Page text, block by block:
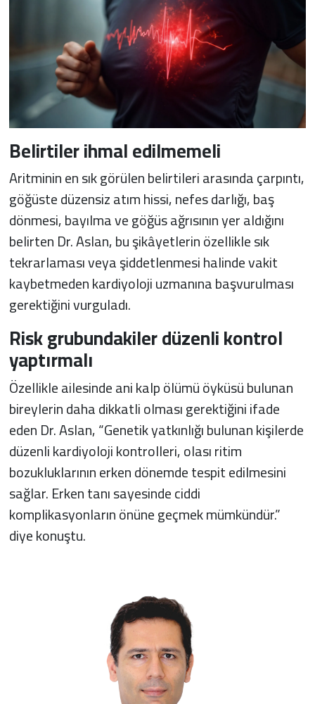
Belirtiler ihmal edilmemeli
Aritminin en sık görülen belirtileri arasında çarpıntı,
göğüste düzensiz atım hissi, nefes darlığı, baş
dönmesi, bayılma ve göğüs ağrısının yer aldığını
belirten Dr. Aslan, bu şikâyetlerin özellikle sık
tekrarlaması veya şiddetlenmesi halinde vakit
kaybetmeden kardiyoloji uzmanına başvurulması
gerektiğini vurguladı.
Risk grubundakiler düzenli kontrol
yaptırmalı
Özellikle ailesinde ani kalp ölümü öyküsü bulunan
bireylerin daha dikkatli olması gerektiğini ifade
eden Dr. Aslan, “Genetik yatkınlığı bulunan kişilerde
düzenli kardiyoloji kontrolleri, olası ritim
bozukluklarının erken dönemde tespit edilmesini
sağlar. Erken tanı sayesinde ciddi
komplikasyonların önüne geçmek mümkündür.”
diye konuştu.